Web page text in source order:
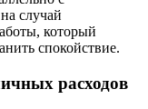
случай
который
спокойствие.
расходов